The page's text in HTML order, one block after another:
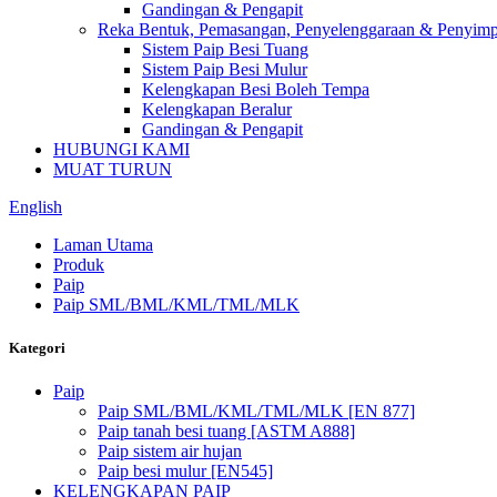
Gandingan & Pengapit
Reka Bentuk, Pemasangan, Penyelenggaraan &
Sistem Paip Besi Tuang
Sistem Paip Besi Mulur
Kelengkapan Besi Boleh Tempa
Kelengkapan Beralur
Gandingan & Pengapit
HUBUNGI KAMI
MUAT TURUN
English
Laman Utama
Produk
Paip
Paip SML/BML/KML/TML/MLK
Kategori
Paip
Paip SML/BML/KML/TML/MLK [EN 877]
Paip tanah besi tuang [ASTM A888]
Paip sistem air hujan
Paip besi mulur [EN545]
KELENGKAPAN PAIP